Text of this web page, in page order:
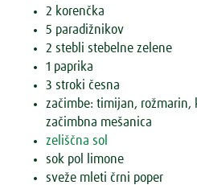
2 korenčka
5 paradižnikov
2 stebli stebelne zelene
1 paprika
3 stroki česna
začimbe: timijan, rožmarin,
začimbna mešanica
zeliščna sol
sok pol limone
sveže mleti črni poper